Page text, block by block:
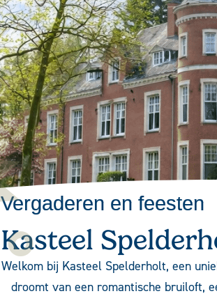
Vergaderen en feesten
Kasteel
Welkom bij Kasteel Spelderholt, een
droomt van een romantische bruiloft,